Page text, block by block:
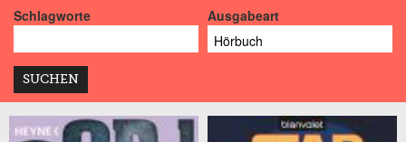
Schlagworte Ausgabeart